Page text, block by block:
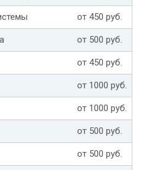
от 450 руб.
от 500 руб.
от 450 руб.
от 1000 руб.
от 1000 руб.
от 500 руб.
от 500 руб.